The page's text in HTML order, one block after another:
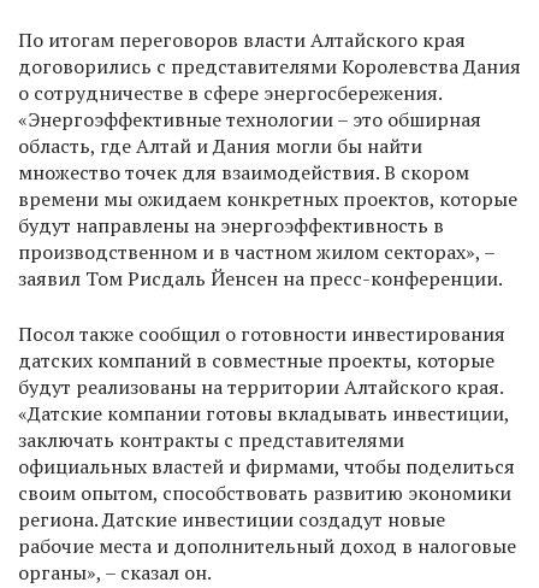
По итогам переговоров власти Алтайского края
договорились с представителями Королевства Дания
о сотрудничестве в сфере энергосбережения.
«Энергоэффективные технологии – это обширная
область, где Алтай и Дания могли бы найти
множество точек для взаимодействия. В скором
времени мы ожидаем конкретных проектов, которые
будут направлены на энергоэффективность в
производственном и в частном жилом секторах», –
заявил Том Рисдаль Йенсен на пресс-конференции.
Посол также сообщил о готовности инвестирования
датских компаний в совместные проекты, которые
будут реализованы на территории Алтайского края.
«Датские компании готовы вкладывать инвестиции,
заключать контракты с представителями
официальных властей и фирмами, чтобы поделиться
своим опытом, способствовать развитию экономики
региона. Датские инвестиции создадут новые
рабочие места и дополнительный доход в налоговые
органы», – сказал он.